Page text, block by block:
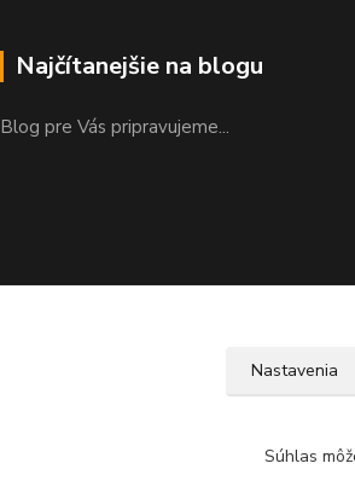
Najčítanejšie na blogu
Blog pre Vás pripravujeme...
Nastavenia
Súhlas